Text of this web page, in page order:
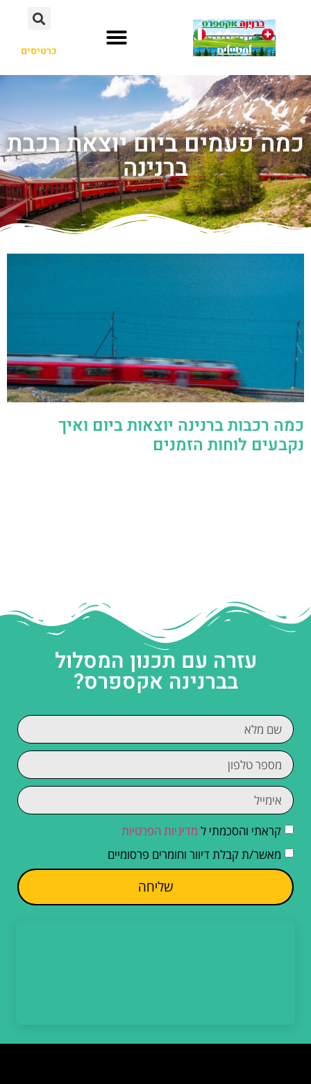
כרטיסים
כמה פעמים ביום יוצאת רכבת
ברנינה
כמה רכבות ברנינה יוצאות ביום ואיך
נקבעים לוחות הזמנים
עזרה עם תכנון המסלול
בברנינה אקספרס?
קראתי והסכמתי ל מדיניות הפרטיות
מאשר/ת קבלת דיוור וחומרים פרסומיים
שליחה